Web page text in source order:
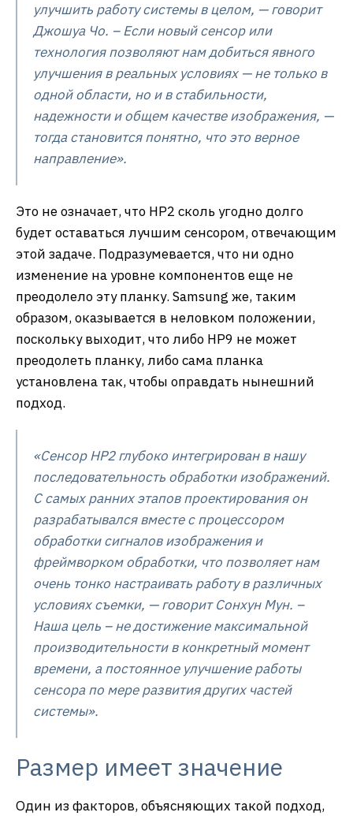
улучшить работу системы в целом, — говорит
Джошуа Чо. – Если новый сенсор или
технология позволяют нам добиться явного
улучшения в реальных условиях — не только в
одной области, но и в стабильности,
надежности и общем качестве изображения, —
тогда становится понятно, что это верное
направление».
Это не означает, что HP2 сколь угодно долго
будет оставаться лучшим сенсором, отвечающим
этой задаче. Подразумевается, что ни одно
изменение на уровне компонентов еще не
преодолело эту планку. Samsung же, таким
образом, оказывается в неловком положении,
поскольку выходит, что либо HP9 не может
преодолеть планку, либо сама планка
установлена так, чтобы оправдать нынешний
подход.
«Сенсор HP2 глубоко интегрирован в нашу
последовательность обработки изображений.
С самых ранних этапов проектирования он
разрабатывался вместе с процессором
обработки сигналов изображения и
фреймворком обработки, что позволяет нам
очень тонко настраивать работу в различных
условиях съемки, — говорит Сонхун Мун. –
Наша цель – не достижение максимальной
производительности в конкретный момент
времени, а постоянное улучшение работы
сенсора по мере развития других частей
системы».
Размер имеет значение
Один из факторов, объясняющих такой подход,